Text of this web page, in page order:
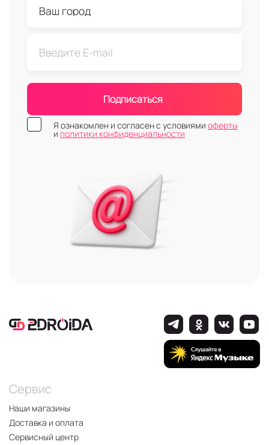
Подписаться
Я ознакомлен и согласен с условиями оферты
и политики конфиденциальности
Сервис
Наши магазины
Доставка и оплата
Сервисный центр